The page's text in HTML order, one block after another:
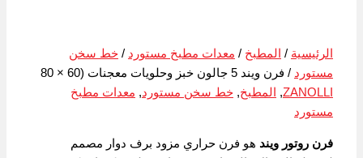
الرئيسية / المطبخ / معدات مطبخ مستورد /خط سخن
مستورد / فرن ويند 5 جالون خبز وحلويات معجنات (60 × 80
ZANOLLI
, المطبخ,خط سخن مستورد, معدات مطبخ
مستورد
فرن روتور ويند هو فرن حراري مزود برف دوار مصمم